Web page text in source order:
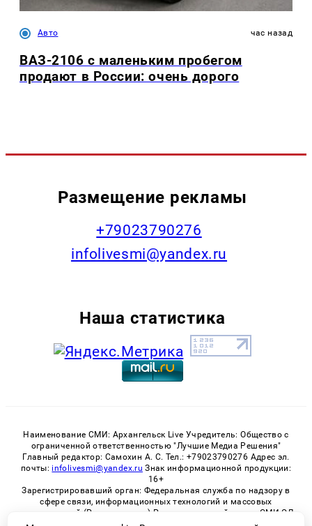
Авто час назад
ВАЗ-2106 с маленьким пробегом
продают в России: очень дорого
Размещение рекламы
+79023790276
infolivesmi@yandex.ru
Наша статистика
Наименование СМИ: Архангельск Live Учредитель: Общество с
ограниченной ответственностью "Лучшие Медиа Решения"
Главный редактор: Самохин А. С. Тел.: +79023790276 Адрес эл.
почты: infolivesmi@yandex.ru Знак информационной продукции:
16+
Зарегистрировавший орган: Федеральная служба по надзору в
сфере связи, информационных технологий и массовых
коммуникаций (Роскомнадзор) Регистрационный номер СМИ ЭЛ
№ ФС 77 - 82533 от 21.01.2022